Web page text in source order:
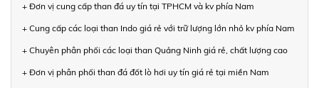
+ Đơn vị cung cấp than đá uy tín tại TPHCM và kv phía Nam
+ Cung cấp các loại than Indo giá rẻ với trữ lượng lớn nhỏ kv phía Nam
+ Chuyên phân phối các loại than Quảng Ninh giá rẻ, chất lượng cao
+ Đơn vị phân phối than đá đốt lò hơi uy tín giá rẻ tại miền Nam